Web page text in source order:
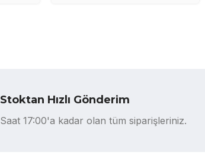
Stoktan Hızlı Gönderim
Saat 17:00'a kadar olan tüm siparişleriniz.